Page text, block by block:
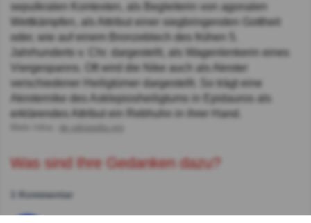
sepulkralen Kontexten, als Begleiterin von agonalen
Wettkämpfen, als Attribut einer siegbringenden Gottheit
oder, wie auf einem Bronzeblech des frühen 5.
Jahrhunderts v. Chr. dargestellt, als Wagenlenkerin eines
Viergespanns. Oft wird die Nike auch als Akroter
verschiedener Heiligtümer dargestellt. So trägt eine
Akroternike des Asklepiosheiligtums in Epidauros als
erklärendes Attribut ein Rebhuhn in ihrer Hand.
Was sind Ihre Gedanken dazu?
1 Kommentar